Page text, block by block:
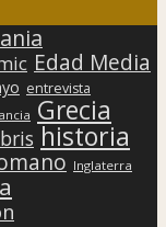
Edad Media
entrevista
Grecia
historia
Inglaterra